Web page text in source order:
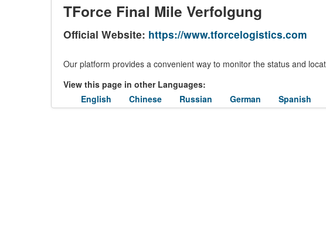
TForce Final Mile Verfolgung
Official Website: https://www.tforcelogistics.com
Our platform provides a convenient way to monitor the status and
View this page in other Languages:
English
Chinese Russian German Spanish